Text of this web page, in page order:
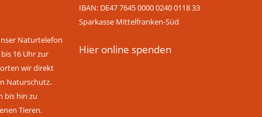
Naturtelefon
16 Uhr zur
wir direkt
Naturschutz.
bis hin zu
Tieren.
IBAN: DE47 7645 0000 0240 0118 33
Sparkasse Mittelfranken-Süd
Hier online spenden